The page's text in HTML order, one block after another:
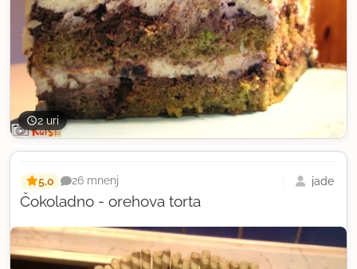
2 uri
Čokoladno - orehova torta
5,0 26 mnenj jade